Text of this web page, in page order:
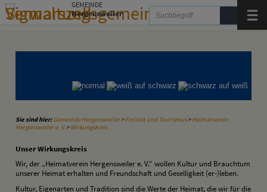
Zum Inhalt zur Navigationoder springen.
GEMEINDE
Hergensweiler
Gemeinde Hergensweiler Gemeinde Sigmarszell Gemeinde Weißensberg
Sie sind hier: Gemeinde Hergensweiler>Freizeit und Tourismus>Heimatverein
Hergensweiler e. V.>Wirkungskreis
Unser Wirkungskreis
Wir, der „Heimatverein Hergensweiler e. V.“ wollen Kultur und Brauchtum
unserer Heimat erhalten und Freundschaft und Geselligkeit (er-)leben.
Kultur, Eigenarten und Tradition sind die Werte der Heimat, die wir für die